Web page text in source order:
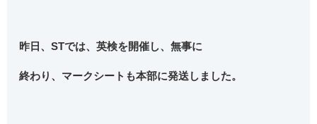
昨日、STでは、英検を開催し、無事に
終わり、マークシートも本部に発送しました。